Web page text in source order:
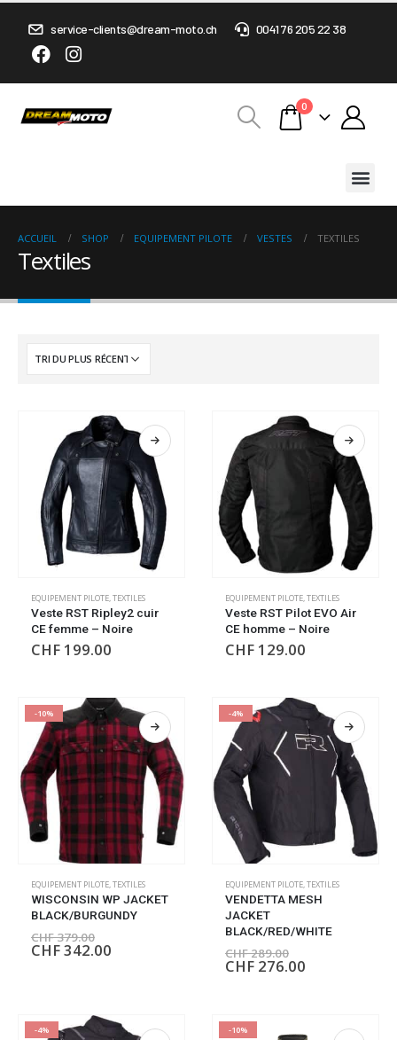
service-clients@dream-moto.ch 0041 76 205 22 38
0
ACCUEIL SHOP EQUIPEMENT PILOTE VESTES TEXTILES
Textiles
EQUIPEMENT PILOTE,TEXTILES
Veste RST Ripley2 cuir
CE femme – Noire
CHF 199.00
EQUIPEMENT PILOTE,TEXTILES
Veste RST Pilot EVO Air
CE homme – Noire
CHF 129.00
-10%
EQUIPEMENT PILOTE,TEXTILES
WISCONSIN WP JACKET
BLACK/BURGUNDY
CHF379.00
CHF342.00
-4%
EQUIPEMENT PILOTE,TEXTILES
VENDETTA MESH
JACKET
BLACK/RED/WHITE
CHF289.00
CHF 276.00
-4% -10%